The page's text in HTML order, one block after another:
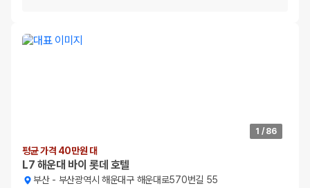
1 / 86
평균 가격 40만원 대
L7 해운대 바이 롯데 호텔
부산- 부산광역시 해운대구 해운대로570번길 55